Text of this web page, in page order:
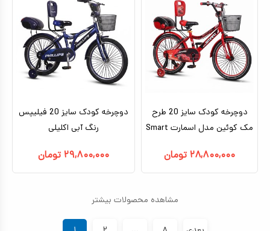
دوچرخه کودک سایز 20 طرح
مک‌ کوئین مدل اسمارت Smart
۲۸,۸۰۰,۰۰۰ تومان
دوچرخه کودک سایز 20 فیلیپس
رنگ آبی اکلیلی
۲۹,۸۰۰,۰۰۰ تومان
مشاهده محصولات بیشتر